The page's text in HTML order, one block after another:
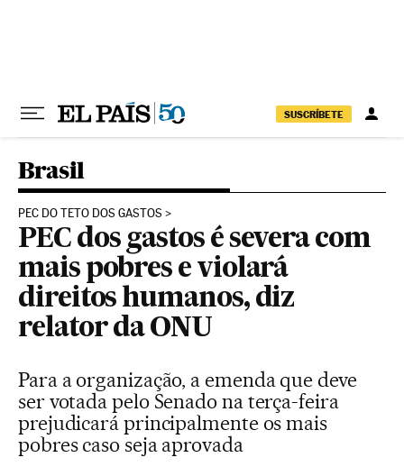
SUSCRÍBETE
Brasil
PEC DO TETO DOS GASTOS
PEC dos gastos é severa com
mais pobres e violará
direitos humanos, diz
relator da ONU
Para a organização, a emenda que deve
ser votada pelo Senado na terça-feira
prejudicará principalmente os mais
pobres caso seja aprovada